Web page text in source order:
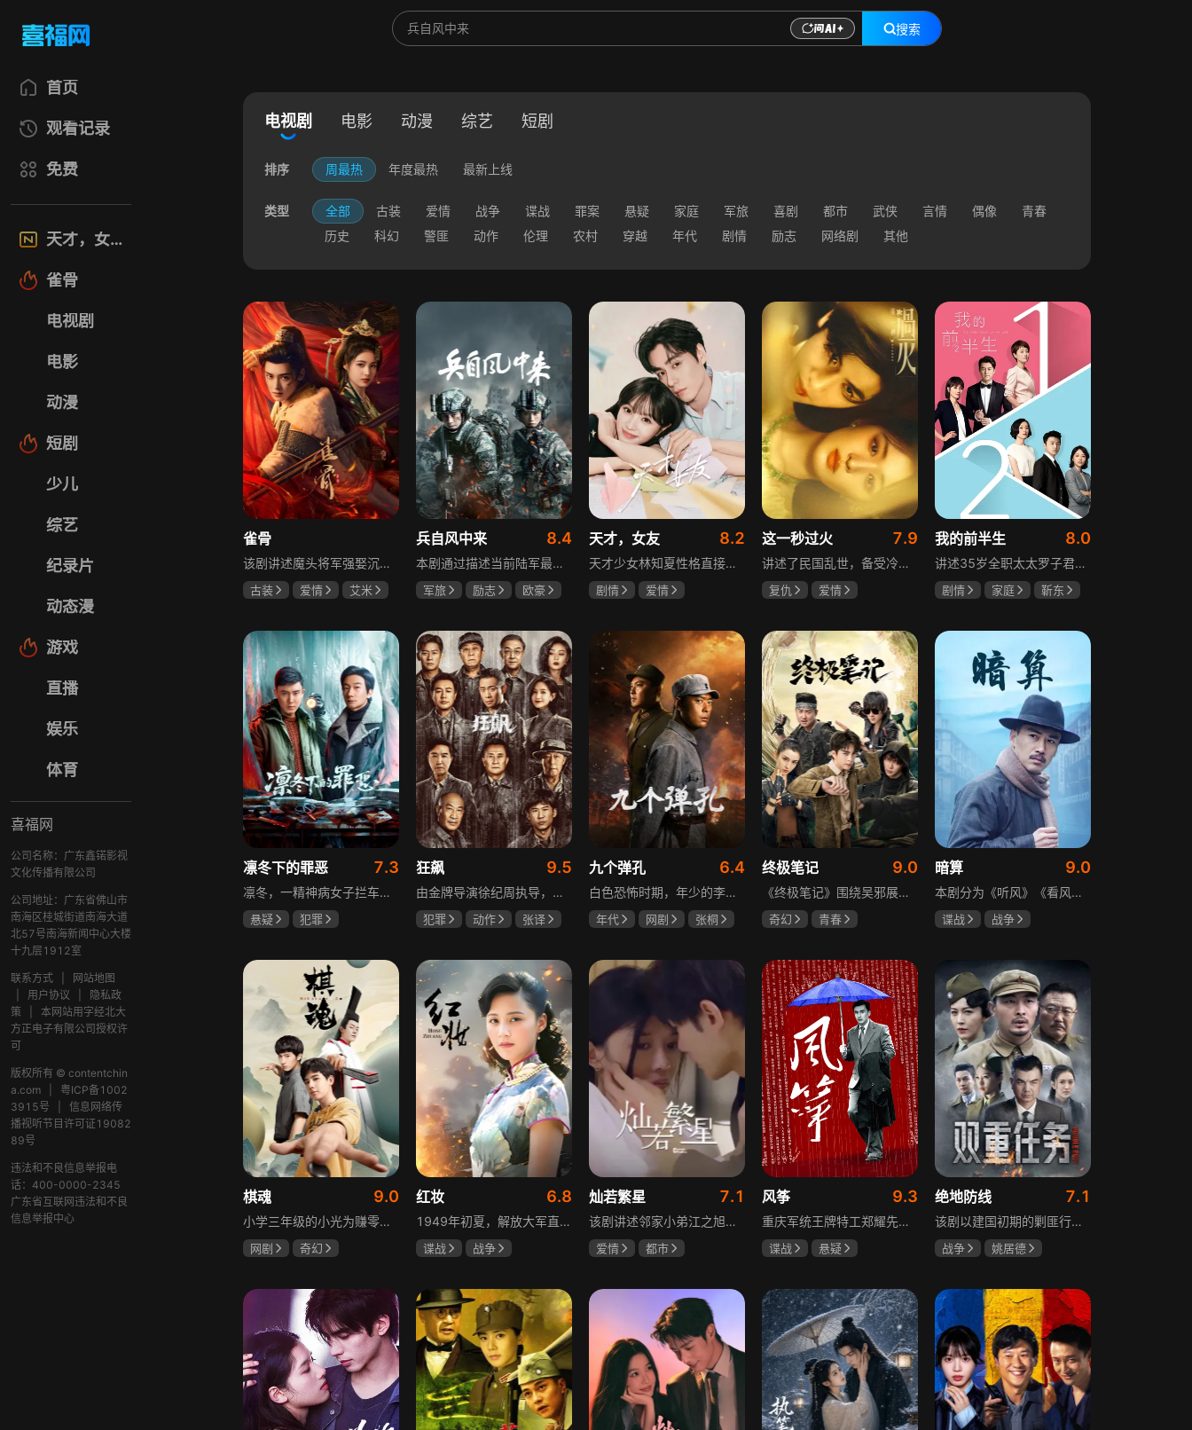
搜索
首页
观看记录
免费
天才，女友
雀骨
电视剧
电影
动漫
短剧
少儿
综艺
纪录片
动态漫
游戏
直播
娱乐
体育
喜福网
公司名称：广东鑫锘影视
文化传播有限公司
公司地址：广东省佛山市
南海区桂城街道南海大道
北57号南海新闻中心大楼
十九层1912室
联系方式
网站地图
用户协议
隐私政
策
本网站用字经北大
方正电子有限公司授权许
可
版权所有 © contentchin
a.com
粤ICP备1002
3915号
信息网络传
播视听节目许可证19082
89号
违法和不良信息举报电
话：400-0000-2345
广东省互联网违法和不良
信息举报中心
电视剧 电影 动漫 综艺 短剧
排序 周最热 年度最热 最新上线
类型 全部 古装 爱情 战争 谍战 罪案 悬疑 家庭 军旅 喜剧 都市 武侠 言情 偶像
青春
历史
科幻 警匪 动作 伦理 农村 穿越 年代 剧情 励志 网络剧 其他
雀骨
该剧讲述魔头将军强娶沉迷机关术的财迷假千金，两人从契约夫妻起步，在生死局中互扒马甲，爱意与杀意交织共生。过程中他们揭露朝堂阴谋，破解生死乱局，最终共同守护家国太平，融合了权谋、爱情、冒险等多重元素，情节跌宕起伏。
古装 爱情
艾米
兵自风中来 8.4
本剧通过描述当前陆军最具新型作战特色的特战、空突、侦察、信息等代表性兵种的官兵练兵备战，在历次实战演习中磨砺意志技能、逐渐形成新质作战能力等故事，反映了某集团军党委坚决落实习主席新时代强军思想，着眼打造一流陆军，谋划转型，大力推进战斗力建设的历史担当，浓缩了陆军官兵改革面前备战打仗矢志强军的铁血追求、展现了新时代陆军官兵积极投身军队转型的全新风貌，是一部融合备战打仗、青春成长励志、英雄主义传承，同时将军人荣誉、使命、爱情熔为一炉的军事题材正能量大剧。
军旅 励志
欧豪
天才，女友 8.2
天才少女林知夏性格直接、不善交际，从小没有好友。考入省一中后，她因解题比拼与性格阳光的学霸江逾白相识并成为同桌。作为社交达人的江逾白帮林知夏融入集体交到汤婷婷、段启言、沈负暄、金百慧等朋友，林知夏为表达感谢帮他补习功课，两人渐渐从竞争走向互助，最终成为最好的朋友。俩人还一同解决同学被骗、一起参加社团活动与省数学竞赛，在这个过程中，江逾白对林知夏感情渐深，但只把爱意埋在心里。林知夏被保送复旦后，江逾白准备在毕业之旅对她告白，却因母亲卷入诈骗案而遗憾离开，俩人最终能否冲破阻碍走到一起
剧情
爱情
这一秒过火 7.9
讲述了民国乱世，备受冷眼的世家少爷慕容清峄与饱受苦难的复仇孤女任素素阴差阳错结缘相识，却因误会含恨而别。两人再重逢，却身份错位，陷入爱恨交织的极限拉扯中。二人历经世事波折与生离死别，最后携手直面乱世危局。
复仇
爱情
我的前半生 8.0
讲述35岁全职太太罗子君因丈夫突然离婚陷入人生谷底，带孩子闯入社会，从安逸走向落魄。贺涵作为事业有成的精英，平静生活被罗子君打破，需应对各类突发状况。生活逼迫罗子君重拾骨气，贺涵也收获温暖，二人历经波折，罗子君实现自我成长，贺涵也找到人生新方向，展现都市女性蜕变与情感纠葛。
剧情 家庭
靳东
凛冬下的罪恶 7.3
凛冬，一精神病女子拦车报案，称丈夫杀人，刑警沈栋梁吴红兵由此揭开系列碎尸案真相。然而风浪未平，储蓄所抢劫杀人案，少女失踪案，流窜抢车案接连发生，沈栋梁与吴红兵追凶之际，竟牵出改变二人命运的人性悲剧。
悬疑
犯罪
狂飙 9.5
由金牌导演徐纪周执导，张译、张颂文、李一桐、张志坚、吴刚领衔主演，倪大红、韩童生、李建义特邀主演的中央政法委重点项目。一部扫黑除恶坚决斗争的回忆录，横跨20年的群像叙事全景式展现时代变迁下的黑白较量与复杂人性。
犯罪 动作
张译
九个弹孔 6.4
白色恐怖时期，年少的李智信家破人亡后投身革命武装，因作战有勇有谋获“小狼崽子”绰号。他长期率部孤悬敌后，与日寇、反动派对决，多次负伤仍不改初心。凭借坚韧意志，他从游击队员成长为新四军干部、解放军司令员，身上的九个弹孔是他践行革命誓言、见证成长的勋章。
年代 网剧
张桐
终极笔记 9.0
《终极笔记》围绕吴邪展开，他因好奇三叔经历，历险归来收神秘录像带后卷入阴谋，只身闯格尔木疗养院偶遇张起灵等六人组队，在西王母宫发现陨玉，却遇三叔失踪、张起灵失忆。众人寻记忆探张家古楼，因裘德考介入受阻，后联手霍老太再探遭意外，谜团未解，吴邪被迫伪装成三叔，剧情充满冒险与悬疑。
奇幻
青春
暗算 9.0
本剧分为《听风》《看风》和《捕风》三个篇章，三者在时间关系及故事上相对独立，又千丝万缕。听风，即无线电侦听者，是一群“靠耳朵打江山”的人，他们的耳朵可以听到天外之音、无声之音、秘密之音。看风，即密码破译的人，是一群“善于神机妙算”的人，他们的慧眼可以识破天机、释读天书、看阅无字之书。捕风，即我党地下工作者，在国民党大肆实施白色恐怖时期，他们是牺牲者更是战斗者，乔装打扮深入虎穴，迎风而战，为缔造共和国立下不朽的丰功伟业。
谍战
战争
棋魂 9.0
小学三年级的小光为赚零用钱到爷爷家寻宝，偶然翻出旧棋盘，接触棋盘的一瞬间，附身棋盘中的棋士褚嬴的灵魂进入了小光体内。后来小光在学校围棋会所结识少年天才小亮，为测试褚嬴实力，小光贸然与小亮对弈并小胜，他误以为褚嬴棋力平平，小亮却大受打击。数日后小亮再次挑战，再次惨败在褚嬴手下，二人从此成了相爱相杀的棋坛宿敌。在褚嬴指导下，小光进步神速，逐渐对围棋产生兴趣，最终在全国大赛与小亮激战中，褚嬴下出绝妙一局，小光却看出更高一着，终于在自己努力、褚嬴帮助和与小亮的磨练中，独立对弈，燃起真正的棋魂。
网剧
奇幻
红妆 6.8
1949年初夏，解放大军直抵上海，国民党国防部保密局的中共地下党员邓家骥奉命撤往台湾，其妻同为地下党的沈荷因临产被留在上海。新中国成立之初，面对敌特的破坏活动，斗争形势严峻，沈荷隐藏真实身份，继续与敌人展开新一轮斗争，在隐秘战线坚守信仰，为新政权的稳定默默奉献。
谍战
战争
灿若繁星 7.1
该剧讲述邻家小弟江之旭留学归来，竟成了夏千星的顶头上司。从小管着江之旭、事事压他一头的夏千星无法接受，两人互不服气，在公司内外明争暗斗。江之旭借职位刁难夏千星，夏千星则用姐姐身份压制他，然而夏千星不知道，江之旭拼尽全力坐上这个位子，就是为了陪在她身边保护她。
爱情
都市
风筝 9.3
重庆军统王牌特工郑耀先实为潜伏的中共特工“风筝”，上线牺牲后他与组织失联，解放后化名周志乾继续提供情报。身份证实后他仍协助破获特务案，三十年情报生涯中他遭敌人追杀、妻离子散，为国家牺牲是他的人生价值。
谍战
悬疑
绝地防线 7.1
该剧以建国初期的剿匪行动为背景，讲述中国人民解放军西线小分队追击黑山寺国民党残部的故事。小分队在执行任务过程中，严格遵照上级指示，既要完成军事目标，又全力保护沿途百姓的生命财产安全，同时对残部人员采取劝降与救治相结合的策略。最终，小分队成功控制了区域内的疫情，救出了愿意投诚的士兵，圆满完成了剿匪解救任务，展现了解放军的优良作风与使命担当。
战争
姚居德